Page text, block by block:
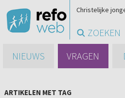
Christelijke
ZOEKEN
NIEUWS
VRAGEN
ARTIKELEN MET TAG